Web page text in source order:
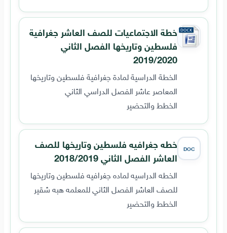
خطة الاجتماعيات للصف العاشر جغرافية
فلسطين وتاريخها الفصل الثاني
2019/2020
الخطة الدراسية لمادة جغرافية فلسطين وتاريخها
المعاصر عاشر الفصل الدراسي الثاني
الخطط والتحضير
DOC
خطه جغرافيه فلسطين وتاريخها للصف
العاشر الفصل الثاني 2018/2019
الخطه الدراسيه لماده جغرافيه فلسطين وتاريخها
للصف العاشر الفصل الثاني للمعلمه هبه شقير
الخطط والتحضير